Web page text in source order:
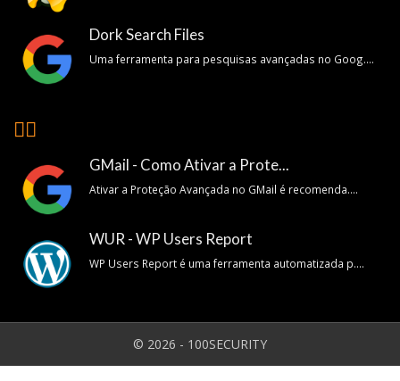
Dork Search Files
Uma ferramenta para pesquisas avançadas no Goog....
👍🏽
GMail - Como Ativar a Prote...
Ativar a Proteção Avançada no GMail é recomenda....
WUR - WP Users Report
WP Users Report é uma ferramenta automatizada p....
© 2026 - 100SECURITY